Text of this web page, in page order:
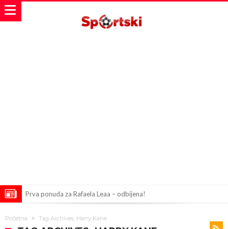
Prva ponuda za Rafaela Leaa – odbijena!
Početna Tag Archives: Harry Kane